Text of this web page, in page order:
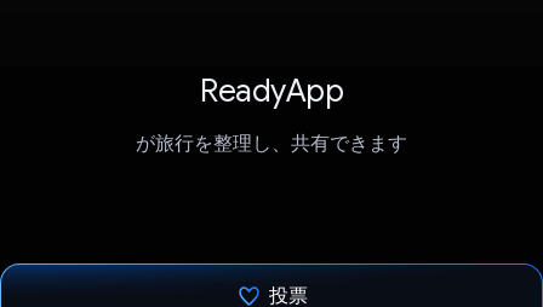
ReadyApp
が旅行を整理し、共有できます
投票